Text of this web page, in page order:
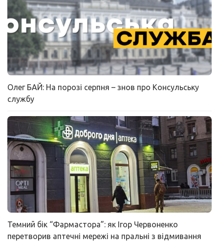
Олег БАЙ: На порозі серпня – знов про Консульську
службу
Темний бік “Фармастора”: як Ігор Червоненко
перетворив аптечні мережі на пральні з відмивання